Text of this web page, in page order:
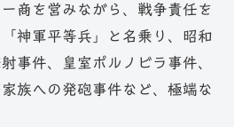
商を営みながら、戦争責任を
神軍平等兵」と名乗り、昭和
事件、皇室ポルノビラ事件、
族への発砲事件など、極端な